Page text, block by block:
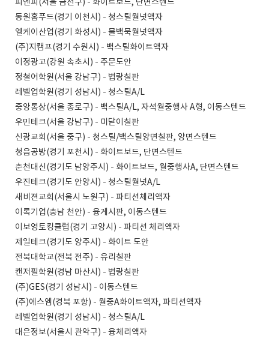
피엔피(서울 금천구) - 화이트보드, 단면스텐드
동원홈푸드(경기 이천시) - 청스틸월넛액자
엘케이산업(경기 화성시) - 물백묵월넛액자
(주)지캠프(경기 수원시) - 백스틸화이트액자
이정광고(강원 속초시) - 주문도안
정철어학원(서울 강남구) - 법랑칠판
레벨업학원(경기 성남시) - 청스틸A/L
중앙통상(서울 종로구) - 백스틸A/L, 자석월중행사 A형, 이동스텐드
우민테크(서울 강남구) - 미닫이칠판
신광교회(서울 중구) - 청스틸/백스틸양면칠판, 양면스텐드
청음공방(경기 포천시) - 화이트보드, 단면스텐드
춘천대신(경기도 남양주시) - 화이트보드, 월중행사A, 단면스텐드
우진테크(경기도 안양시) - 청스틸월넛A/L
새비젼교회(서울시 노원구) - 파티션체리액자
이록기업(충남 천안) - 융게시판, 이동스텐드
이보영토킹클럽(경기 고양시) - 파티션 체리액자
제일테크(경기도 양주시) - 화이트 도안
전북대학교(전북 전주) - 유리칠판
캔저필학원(경남 마산시) - 법랑칠판
(주)GES(경기 성남시) - 이동스텐드
(주)에스엠(경북 포항) - 월중A화이트액자, 파티션액자
레벨업학원(경기 성남시) - 청스틸A/L
대은정보(서울시 관악구) - 융체리액자